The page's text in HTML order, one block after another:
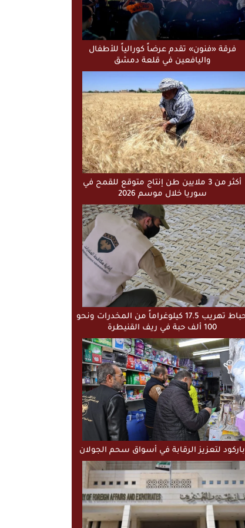
فرقة «فنون» تقدم عرضاً كورالياً للأطفال
واليافعين في قلعة دمشق
أكثر من 3 ملايين طن إنتاج متوقع للقمح في
سوريا خلال موسم 2026
إحباط تهريب 17.5 كيلوغراماً من المخدرات ونحو
100 ألف حبة في ريف القنيطرة
باركود لتعزيز الرقابة في أسواق سحم الجولان